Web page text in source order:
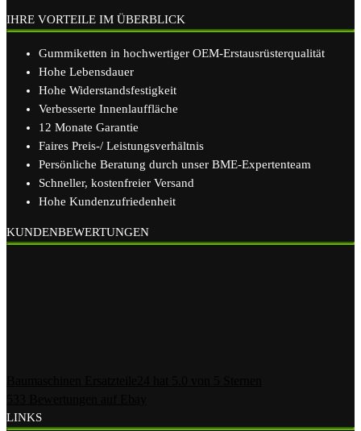
IHRE VORTEILE IM ÜBERBLICK
Gummiketten in hochwertiger OEM-Erstausrüsterqualität
Hohe Lebensdauer
Hohe Widerstandsfestigkeit
Verbesserte Innenlauffläche
12 Monate Garantie
Faires Preis-/ Leistungsverhältnis
Persönliche Beratung durch unser BME-Expertenteam
Schneller, kostenfreier Versand
Hohe Kundenzufriedenheit
KUNDENBEWERTUNGEN
LINKS